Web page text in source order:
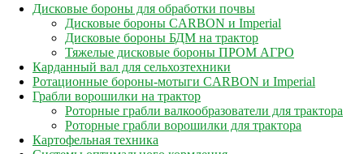
Дисковые бороны для обработки почвы
Дисковые бороны CARBON и Imperial
Дисковые бороны БДМ на трактор
Тяжелые дисковые бороны ПРОМ АГРО
Карданный вал для сельхозтехники
Ротационные бороны-мотыги CARBON и Imperial
Грабли ворошилки на трактор
Роторные грабли валкообразователи для трактора
Роторные грабли ворошилки для трактора
Картофельная техника